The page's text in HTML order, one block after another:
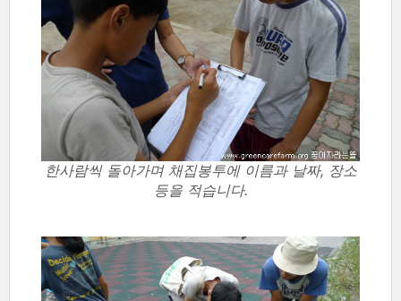
한사람씩 돌아가며 채집봉투에 이름과 날짜, 장소
등을 적습니다.